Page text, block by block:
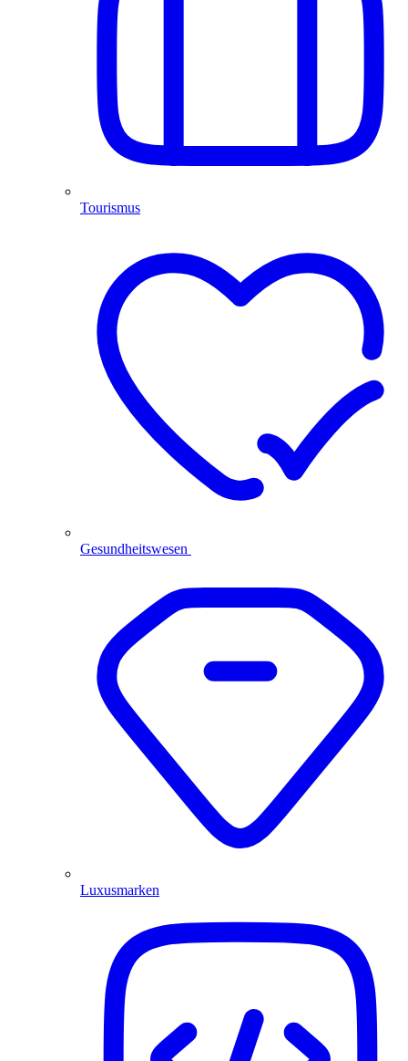
Tourismus
Gesundheitswesen
Luxusmarken